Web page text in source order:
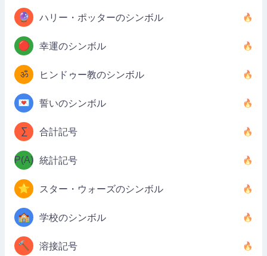
🔮 ハリー・ポッターのシンボル
🔴 幸運のシンボル
ॐ ヒンドゥー教のシンボル
💌 誓いのシンボル
∑ 合計記号
P(A) 統計記号
⭐ スター・ウォーズのシンボル
🏫 学校のシンボル
🔨 溶接記号